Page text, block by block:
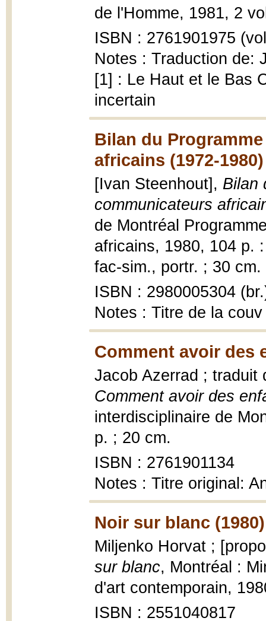
de l'Homme, 1981, 2
ISBN : 2761901975
Notes : Traduction de:
[1] : Le Haut et le Bas
incertain
Bilan du
africains (1972-
[Ivan Steenhout], Bilan
communicateurs
de Montréal
africains, 1980, 104 p.
fac-sim., portr. ; 30 cm.
ISBN : 2980005304
Notes : Titre de la couv
Comment avoir des
Jacob Azerrad ; traduit
Comment avoir des
interdisciplinaire de
p. ; 20 cm.
ISBN : 2761901134
Notes : Titre original:
Noir sur blanc (1980)
Miljenko Horvat ;
sur blanc, Montréal :
d'art contemporain,
ISBN : 2551040817